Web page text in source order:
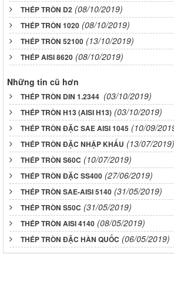
THÉP TRÒN D2 (08/10/2019)
THÉP TRÒN 1020 (08/10/2019)
THÉP TRÒN 52100 (13/10/2019)
THÉP AISI 8620 (08/10/2019)
Những tin cũ hơn
THÉP TRÒN DIN 1.2344 (03/10/2019)
THÉP TRÒN H13 (AISI H13) (03/10/2019)
THÉP TRÒN ĐẶC SAE AISI 1045 (10/09/
THÉP TRÒN ĐẶC NHẬP KHẨU (13/07/2019)
THÉP TRÒN S60C (10/07/2019)
THÉP TRÒN ĐẶC SS400 (27/06/2019)
THÉP TRÒN SAE-AISI 5140 (31/05/2019)
THÉP TRÒN S50C (31/05/2019)
THÉP TRÒN AISI 4140 (08/05/2019)
THÉP TRÒN ĐẶC HÀN QUỐC (06/05/2019)